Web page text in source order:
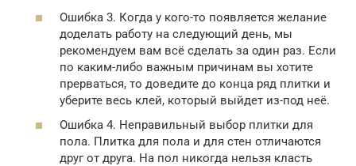
Ошибка 3. Когда у кого-то появляется желание
доделать работу на следующий день, мы
рекомендуем вам всё сделать за один раз. Если
по каким-либо важным причинам вы хотите
прерваться, то доведите до конца ряд плитки и
уберите весь клей, который выйдет из-под неё.
Ошибка 4. Неправильный выбор плитки для
пола. Плитка для пола и для стен отличаются
друг от друга. На пол никогда нельзя класть